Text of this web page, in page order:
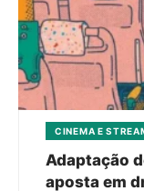
CINEMA E
Adaptação
aposta em